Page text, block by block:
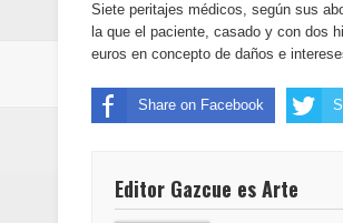
SEPROI
Humano
Siete peritajes médicos, según sus
la que el paciente, casado y con dos
euros en concepto de daños e
Share on Facebook
Editor Gazcue es Arte